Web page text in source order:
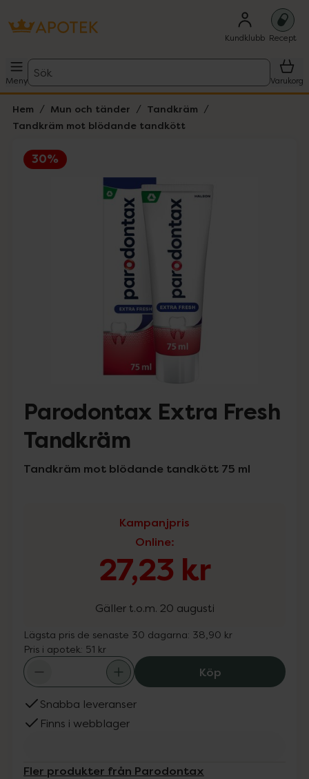
Kundklubb Recept
Meny
Sök
Varukorg
Hem Mun och tänder
Tandkräm
Tandkräm mot blödande tandkött
30%
Lista: . Innehåller 1 objekt.
Hoppa över Lista
Parodontax Extra Fresh
Tandkräm
Tandkräm mot blödande tandkött 75 ml
Kampanjpris
Online:
27,23 kr
Gäller t.o.m. 20 augusti
Lägsta pris de senaste 30 dagarna: 38,90 kr
Pris i apotek: 51 kr
KöpParodontax
Snabba leveranser
Finns i webblager
Fler produkter från Parodontax